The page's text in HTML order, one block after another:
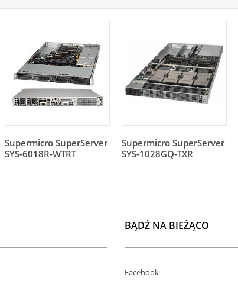
Supermicro SuperServer
SYS-6018R-WTRT
Supermicro SuperServer
SYS-1028GQ-TXR
BĄDŹ NA BIEŻĄCO
Facebook